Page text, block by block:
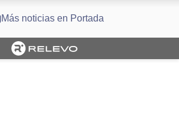
Más noticias en Portada